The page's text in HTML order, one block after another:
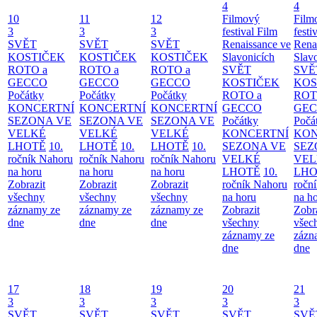
10
3
SVĚT
KOSTIČEK
ROTO a
GECCO
Počátky
KONCERTNÍ
SEZONA VE
VELKÉ
LHOTĚ 10.
ročník Nahoru
na horu
Zobrazit
všechny
záznamy ze
dne
11
3
SVĚT
KOSTIČEK
ROTO a
GECCO
Počátky
KONCERTNÍ
SEZONA VE
VELKÉ
LHOTĚ 10.
ročník Nahoru
na horu
Zobrazit
všechny
záznamy ze
dne
12
3
SVĚT
KOSTIČEK
ROTO a
GECCO
Počátky
KONCERTNÍ
SEZONA VE
VELKÉ
LHOTĚ 10.
ročník Nahoru
na horu
Zobrazit
všechny
záznamy ze
dne
4
Filmový
festival Film
Renaissance ve
Slavonicích
SVĚT
KOSTIČEK
ROTO a
GECCO
Počátky
KONCERTNÍ
SEZONA VE
VELKÉ
LHOTĚ 10.
ročník Nahoru
na horu
Zobrazit
všechny
záznamy ze
dne
4
na
dne
17
3
18
3
19
3
20
3
21
3